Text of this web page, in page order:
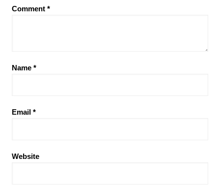
Comment *
Name *
Email *
Website